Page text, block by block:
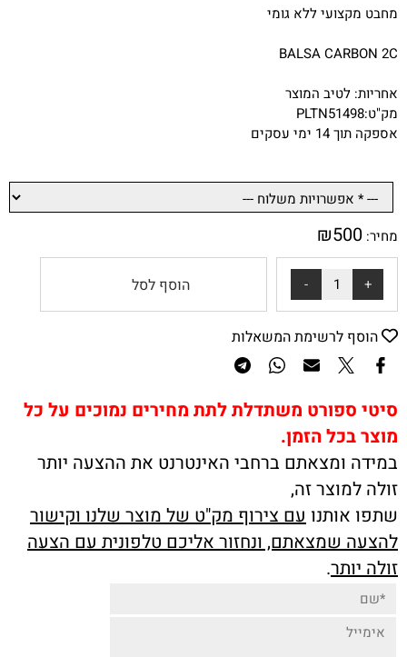
מחבט מקצועי ללא גומי
BALSA CARBON 2C
אחריות: לטיב המוצר
מק"ט:PLTN51498
אספקה תוך 14 ימי עסקים
מחיר: ₪500
הוסף לסל
הוסף לרשימת המשאלות
סיטי ספורט משתדלת לתת מחירים נמוכים על כל
מוצר בכל הזמן.
במידה ומצאתם ברחבי האינטרנט את ההצעה יותר
זולה למוצר זה,
שתפו אותנו עם צירוף מק"ט של מוצר שלנו וקישור
להצעה שמצאתם, ונחזור אליכם טלפונית עם הצעה
זולה יותר.